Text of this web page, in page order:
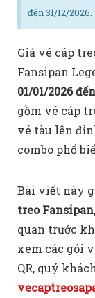
đến 31/12/2026.
Giá vé cáp
Fansipan
01/01/2026
gồm vé cáp
vé tàu lên
combo phổ
Bài viết này
treo Fansipan,
quan trước
xem các gói
QR, quý